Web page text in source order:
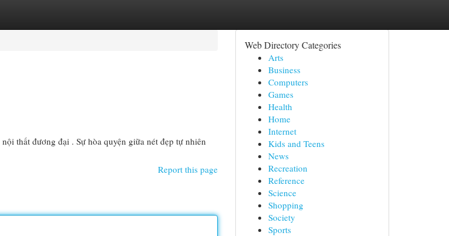
thất đương đại . Sự hòa quyện giữa nét đẹp tự nhiên
Report this page
Web Directory Categories
Arts
Business
Computers
Games
Health
Home
Internet
Kids and Teens
News
Recreation
Reference
Science
Shopping
Society
Sports